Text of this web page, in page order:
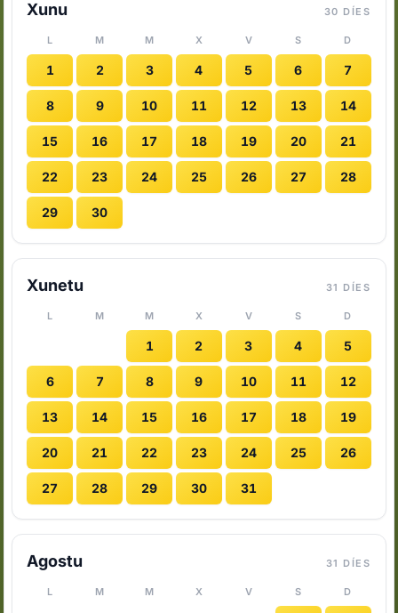
Xunu 30 DÍES
L M M X V S D
1 2 3 4 5 6 7
8 9 10 11 12 13 14
15 16 17 18 19 20 21
22 23 24 25 26 27 28
29 30
Xunetu 31 DÍES
L M M X V S D
1 2 3 4 5
6 7 8 9 10 11 12
13 14 15 16 17 18 19
20 21 22 23 24 25 26
27 28 29 30 31
Agostu 31 DÍES
L M M X V S D